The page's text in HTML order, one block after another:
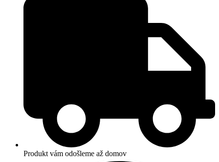
Produkt vám odošleme až domov